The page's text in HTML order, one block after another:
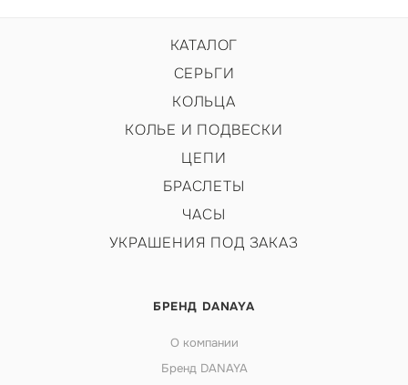
КАТАЛОГ
СЕРЬГИ
КОЛЬЦА
КОЛЬЕ И ПОДВЕСКИ
ЦЕПИ
БРАСЛЕТЫ
ЧАСЫ
УКРАШЕНИЯ ПОД ЗАКАЗ
БРЕНД DANAYA
О компании
Бренд DANAYA